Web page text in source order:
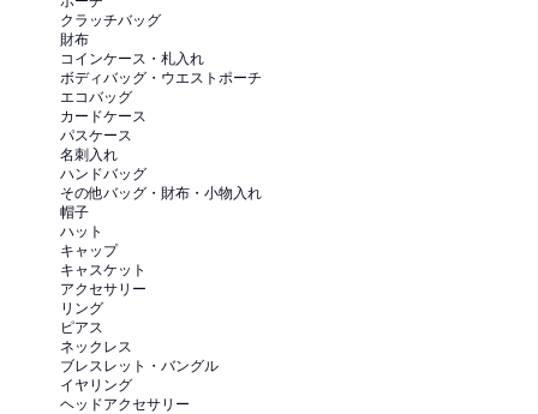
クラッチバッグ
財布
コインケース・札入れ
ボディバッグ・ウエストポーチ
エコバッグ
カードケース
パスケース
名刺入れ
ハンドバッグ
その他バッグ・財布・小物入れ
帽子
ハット
キャップ
キャスケット
アクセサリー
リング
ピアス
ネックレス
ブレスレット・バングル
イヤリング
ヘッドアクセサリー